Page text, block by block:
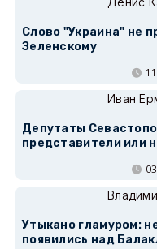
Слово "Украина" не
Зеленскому
Иван
Депутаты
представители или
Утыкано гламуром:
появились над